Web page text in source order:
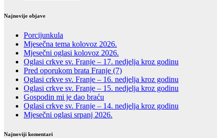
Najnovije objave
Porcijunkula
Mjesečna tema kolovoz 2026.
Mjesečni oglasi kolovoz 2026.
Oglasi crkve sv. Franje – 17. nedjelja kroz godinu
Pred oporukom brata Franje (7)
Oglasi crkve sv. Franje – 16. nedjelja kroz godinu
Oglasi crkve sv. Franje – 15. nedjelja kroz godinu
Gospodin mi je dao braću
Oglasi crkve sv. Franje – 14. nedjelja kroz godinu
Mjesečni oglasi srpanj 2026.
Najnoviji komentari